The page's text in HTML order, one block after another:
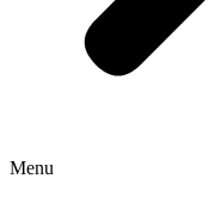
Menu